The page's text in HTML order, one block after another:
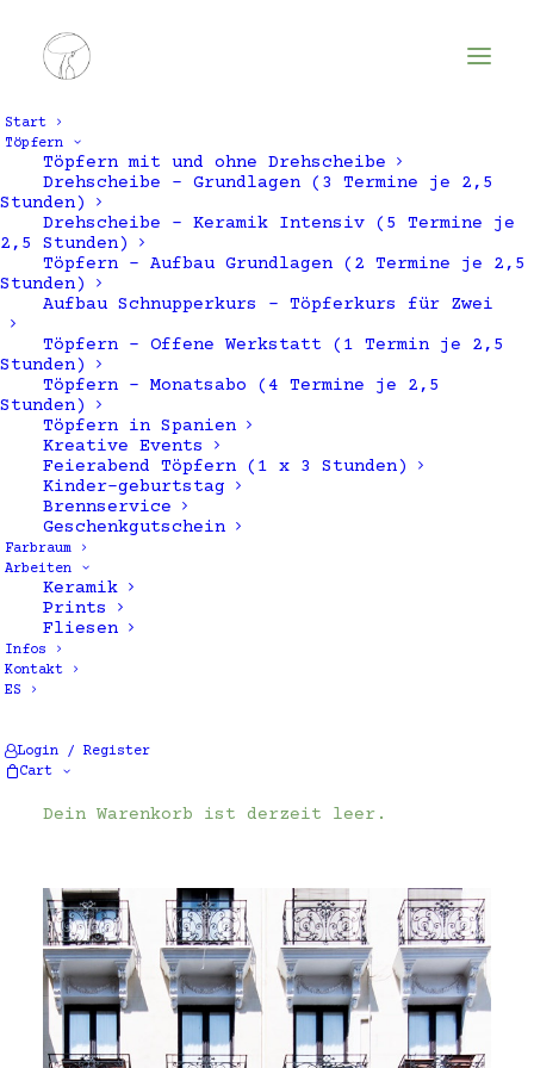
Start
Töpfern
Töpfern mit und ohne Drehscheibe
Drehscheibe – Grundlagen (3 Termine je 2,5
Stunden)
Drehscheibe – Keramik Intensiv (5 Termine je
2,5 Stunden)
Töpfern – Aufbau Grundlagen (2 Termine je 2,5
Stunden)
Aufbau Schnupperkurs – Töpferkurs für Zwei
Töpfern – Offene Werkstatt (1 Termin je 2,5
Stunden)
Töpfern – Monatsabo (4 Termine je 2,5
Stunden)
Töpfern in Spanien
Kreative Events
Feierabend Töpfern (1 x 3 Stunden)
Kinder-geburtstag
Brennservice
Geschenkgutschein
Farbraum
Arbeiten
Keramik
Prints
Fliesen
Infos
Kontakt
ES
Login / Register
Cart
Dein Warenkorb ist derzeit leer.
Madrid